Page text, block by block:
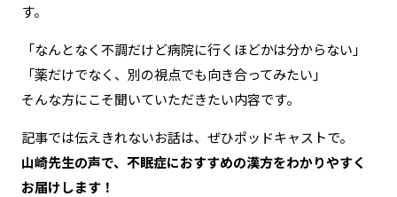
す。
「なんとなく不調だけど病院に行くほどかは分からない」
「薬だけでなく、別の視点でも向き合ってみたい」
そんな方にこそ聞いていただきたい内容です。
記事では伝えきれないお話は、ぜひポッドキャストで。
山崎先生の声で、不眠症におすすめの漢方をわかりやすく
お届けします！